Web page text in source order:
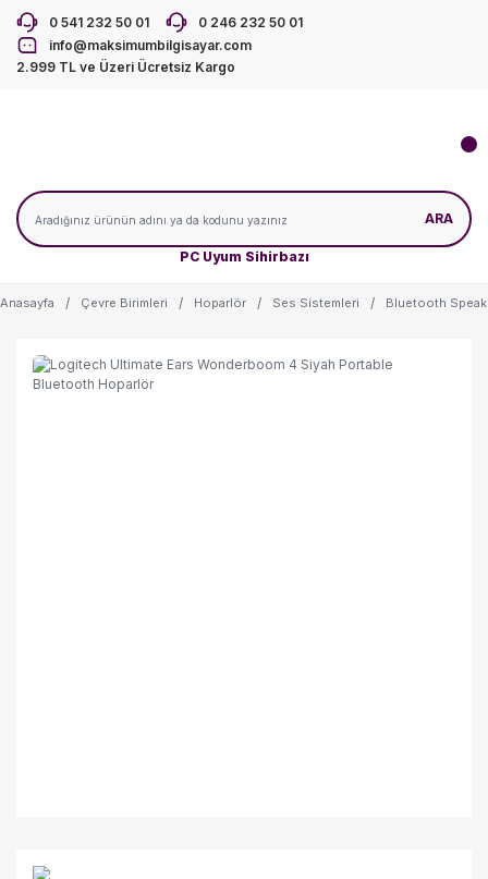
0 541 232 50 01
0 246 232 50 01
info@maksimumbilgisayar.com
2.999 TL ve Üzeri Ücretsiz Kargo
PC Uyum Sihirbazı
ARA
Anasayfa Çevre Birimleri Hoparlör Ses Sistemleri Bluetooth